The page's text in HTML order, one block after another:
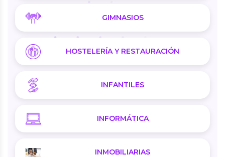
GIMNASIOS
HOSTELERÍA Y RESTAURACIÓN
INFANTILES
INFORMÁTICA
INMOBILIARIAS